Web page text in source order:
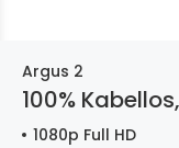
Argus 2
100%
1080p Full HD